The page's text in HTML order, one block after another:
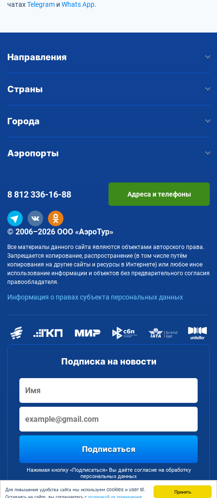
Принять
Для повышения удобства сайта мы используем cookies и user id.
Оставаясь на сайте, вы соглашаетесь с политикой их применения.
чатахTelegram и Whats App.
Направления
Страны
Города
Аэропорты
Подписка на новости
Подписаться
Нажимая кнопку «Подписаться» Вы даёте согласие на обработку
персональных данных
© 2006–2026 ООО «АэроТур»
Все материалы данного сайта являются объектами авторского права.
Запрещается копирование, распространение (в том числе путём
копирования на другие сайты и ресурсы в Интернете) или любое иное
использование информации и объектов без предварительного согласия
правообладателя.
Информация о правах субъекта персональных данных
8 812336-16-88 Адреса и телефоны